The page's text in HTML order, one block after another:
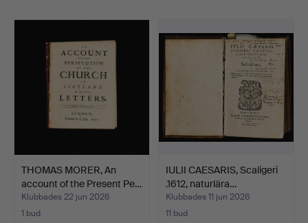
THOMAS MORER, An
account of the Present Pe…
Klubbades 22 jun 2026
1 bud
IULII CAESARIS, Scaligeri
.1612, naturlära…
Klubbades 11 jun 2026
11 bud